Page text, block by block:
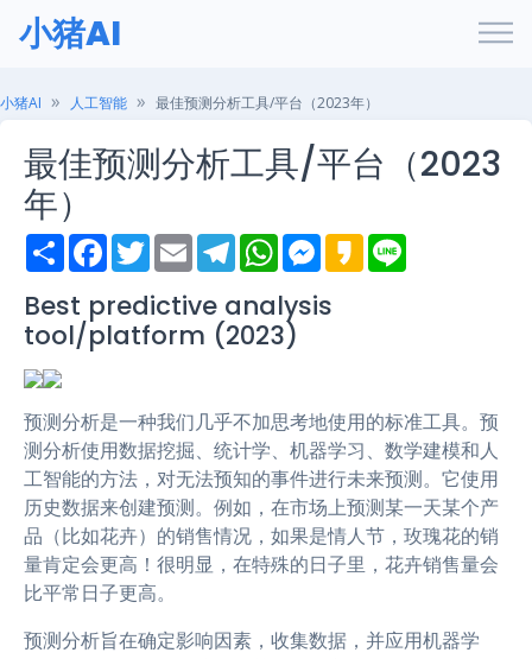
小猪AI
小猪AI 人工智能 最佳预测分析工具/平台（2023年）
最佳预测分析工具/平台（2023
年）
S
h
r
e
F
a
e
b
o
T
w
t
t
e
E
m
i
l
T
e
e
g
r
W
h
t
s
A
p
M
e
s
e
K
a
Best predictive analysis
tool/platform (2023)
预测分析是一种我们几乎不加思考地使用的标准工具。预
测分析使用数据挖掘、统计学、机器学习、数学建模和人
工智能的方法，对无法预知的事件进行未来预测。它使用
历史数据来创建预测。例如，在市场上预测某一天某个产
品（比如花卉）的销售情况，如果是情人节，玫瑰花的销
量肯定会更高！很明显，在特殊的日子里，花卉销售量会
比平常日子更高。
预测分析旨在确定影响因素，收集数据，并应用机器学